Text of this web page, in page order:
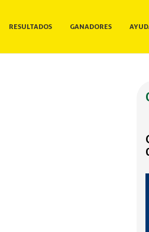
RESULTADOS GANADORES